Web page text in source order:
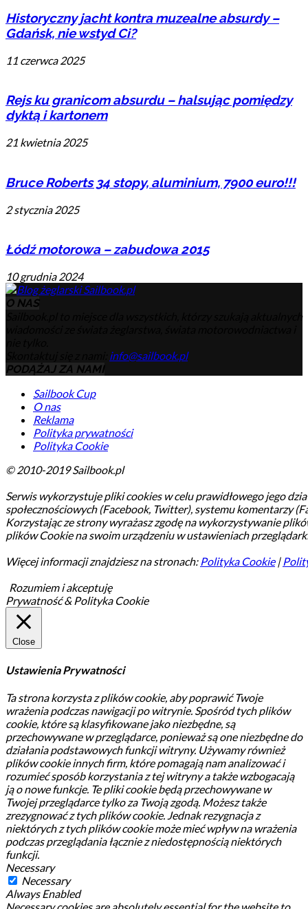
Historyczny jacht kontra muzealne absurdy –
Gdańsk, nie wstyd Ci?
11 czerwca 2025
Rejs ku granicom absurdu – halsując pomiędzy
dyktą i kartonem
21 kwietnia 2025
Bruce Roberts 34 stopy, aluminium, 7900 euro!!!
2 stycznia 2025
Łódź motorowa – zabudowa 2015
10 grudnia 2024
O NAS
info@sailbook.pl
PODĄŻAJ ZA NAMI
Sailbook Cup
O nas
Reklama
Polityka prywatności
Polityka Cookie
© 2010-2019 Sailbook.pl
Serwis wykorzystuje pliki cookies w celu prawidłowego jego
społecznościowych (Facebook, Twitter), systemu komentarzy
Korzystając ze strony wyrażasz zgodę na wykorzystywanie
plików Cookie na swoim urządzeniu w ustawieniach
Więcej informacji znajdziesz na stronach: Polityka Cookie|
Rozumiem i akceptuję
Prywatność & Polityka Cookie
Close
Ustawienia Prywatności
Ta strona korzysta z plików cookie, aby poprawić Twoje
wrażenia podczas nawigacji po witrynie. Spośród tych plików
cookie, które są klasyfikowane jako niezbędne, są
przechowywane w przeglądarce, ponieważ są one niezbędne do
działania podstawowych funkcji witryny. Używamy również
plików cookie innych firm, które pomagają nam analizować i
rozumieć sposób korzystania z tej witryny a także wzbogacają
ją o nowe funkcje. Te pliki cookie będą przechowywane w
Twojej przeglądarce tylko za Twoją zgodą. Możesz także
zrezygnować z tych plików cookie. Jednak rezygnacja z
niektórych z tych plików cookie może mieć wpływ na wrażenia
podczas przeglądania łącznie z niedostępnością niektórych
funkcji.
Necessary
Necessary
Always Enabled